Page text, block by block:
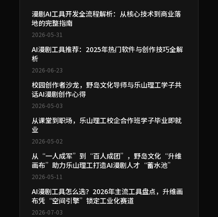
漫剧AI工具开发全流程解析：从核心技术到商业落
地的完整指南
2026-05-31
AI漫剧工具推荐：2025年热门软件与创作技巧全解
析
2026-06-23
校园创作者沙龙，野岛文化导师与乐山理工学子共
话AI漫剧创作心得
2026-05-03
从课堂到职场，乐山理工校企合作班学子毕业即就
业
2026-05-02
从“一人成军”到“百人成团”，野岛文化“升维
画布”助力乐山理工打造AI漫剧人才“蓄水池”
2026-05-11
AI漫剧工具怎么选？2026年主流工具盘点，升维画
布凭“空间引擎”锁定工业化赛道
2026-07-03